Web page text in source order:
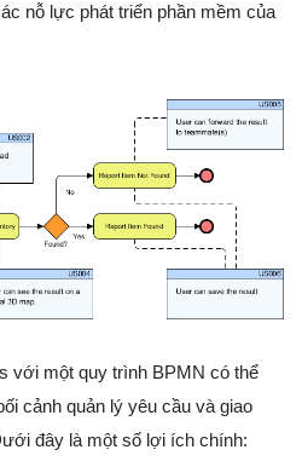
nỗ lực phát triển phần mềm của
với một quy trình BPMN có thể
cảnh quản lý yêu cầu và giao
đây là một số lợi ích chính: